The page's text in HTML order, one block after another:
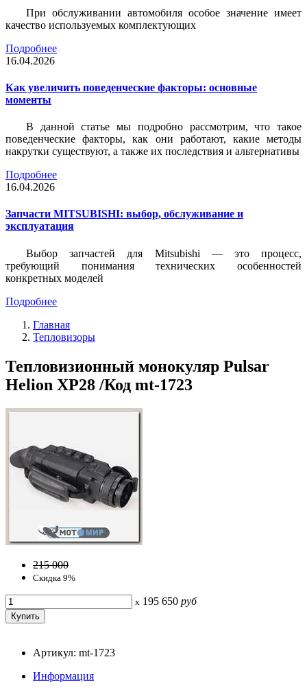
При обслуживании автомобиля особое значение имеет
качество используемых комплектующих
Подробнее
16.04.2026
Как увеличить поведенческие факторы: основные
моменты
В данной статье мы подробно рассмотрим, что такое
поведенческие факторы, как они работают, какие методы
накрутки существуют, а также их последствия и альтернативы
Подробнее
16.04.2026
Запчасти MITSUBISHI: выбор, обслуживание и
эксплуатация
Выбор запчастей для Mitsubishi — это процесс,
требующий понимания технических особенностей
конкретных моделей
Подробнее
Главная
Тепловизоры
Тепловизионный монокуляр Pulsar
Helion XP28 /Код mt-1723
215 000
Скидка 9%
x 195 650 руб
Артикул: mt-1723
Информация